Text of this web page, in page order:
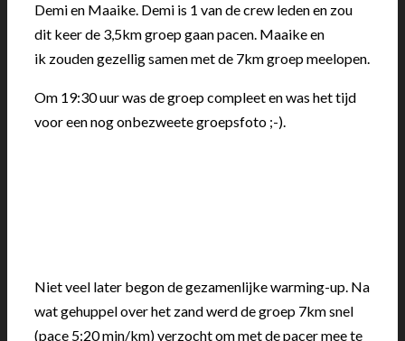
Demi en Maaike. Demi is 1 van de crew leden en zou
dit keer de 3,5km groep gaan pacen. Maaike en
ik zouden gezellig samen met de 7km groep meelopen.
Om 19:30 uur was de groep compleet en was het tijd
voor een nog onbezweete groepsfoto ;-).
Niet veel later begon de gezamenlijke warming-up. Na
wat gehuppel over het zand werd de groep 7km snel
(pace 5:20 min/km) verzocht om met de pacer mee te